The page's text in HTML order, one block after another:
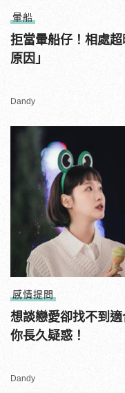
暈船
拒當暈船仔！相處
原因」
Dandy
感情提問
想談戀愛卻找不到
你長久疑惑！
Dandy